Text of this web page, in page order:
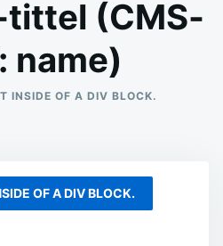
(CMS-
name)
INSIDE OF A DIV BLOCK.
OF A DIV BLOCK.